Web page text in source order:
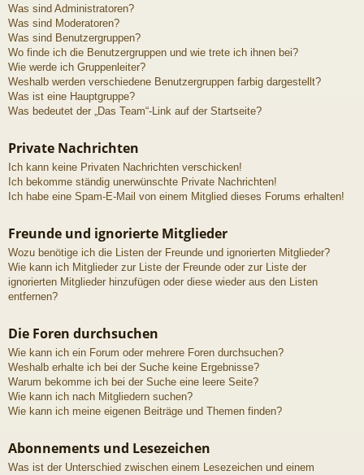
Was sind Administratoren?
Was sind Moderatoren?
Was sind Benutzergruppen?
Wo finde ich die Benutzergruppen und wie trete ich ihnen bei?
Wie werde ich Gruppenleiter?
Weshalb werden verschiedene Benutzergruppen farbig dargestellt?
Was ist eine Hauptgruppe?
Was bedeutet der „Das Team“-Link auf der Startseite?
Private Nachrichten
Ich kann keine Privaten Nachrichten verschicken!
Ich bekomme ständig unerwünschte Private Nachrichten!
Ich habe eine Spam-E-Mail von einem Mitglied dieses Forums erhalten!
Freunde und ignorierte Mitglieder
Wozu benötige ich die Listen der Freunde und ignorierten Mitglieder?
Wie kann ich Mitglieder zur Liste der Freunde oder zur Liste der
ignorierten Mitglieder hinzufügen oder diese wieder aus den Listen
entfernen?
Die Foren durchsuchen
Wie kann ich ein Forum oder mehrere Foren durchsuchen?
Weshalb erhalte ich bei der Suche keine Ergebnisse?
Warum bekomme ich bei der Suche eine leere Seite?
Wie kann ich nach Mitgliedern suchen?
Wie kann ich meine eigenen Beiträge und Themen finden?
Abonnements und Lesezeichen
Was ist der Unterschied zwischen einem Lesezeichen und einem